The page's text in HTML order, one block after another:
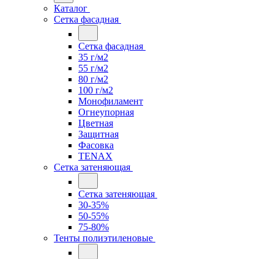
Каталог
Сетка фасадная
Сетка фасадная
35 г/м2
55 г/м2
80 г/м2
100 г/м2
Монофиламент
Огнеупорная
Цветная
Защитная
Фасовка
TENAX
Сетка затеняющая
Сетка затеняющая
30-35%
50-55%
75-80%
Тенты полиэтиленовые